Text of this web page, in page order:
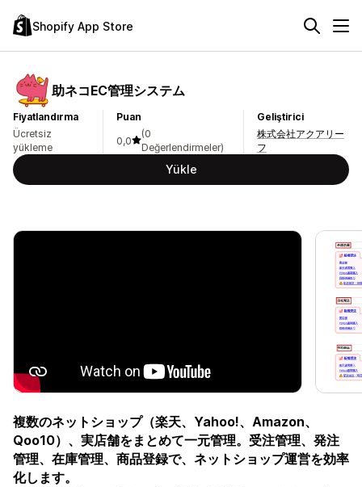
Shopify App Store
助ネコEC管理システム
Fiyatlandırma
Ücretsiz
yükleme
Puan
0,0
(0
Değerlendirmeler)
Geliştirici
株式会社アクアリー
フ
Yükle
複数のネットショップ（楽天、Yahoo!、Amazon、
Qoo10）、実店舗をまとめて一元管理。受注管理、発注
管理、在庫管理、商品登録で、ネットショップ運営を効率
化します。